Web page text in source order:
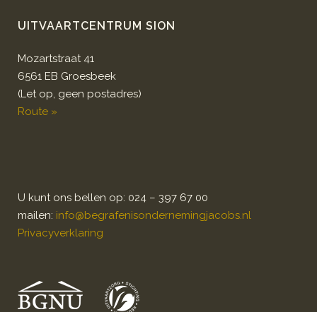
UITVAARTCENTRUM SION
Mozartstraat 41
6561 EB Groesbeek
(Let op, geen postadres)
Route »
U kunt ons bellen op: 024 – 397 67 00
mailen: info@begrafenisondernemingjacobs.nl
Privacyverklaring